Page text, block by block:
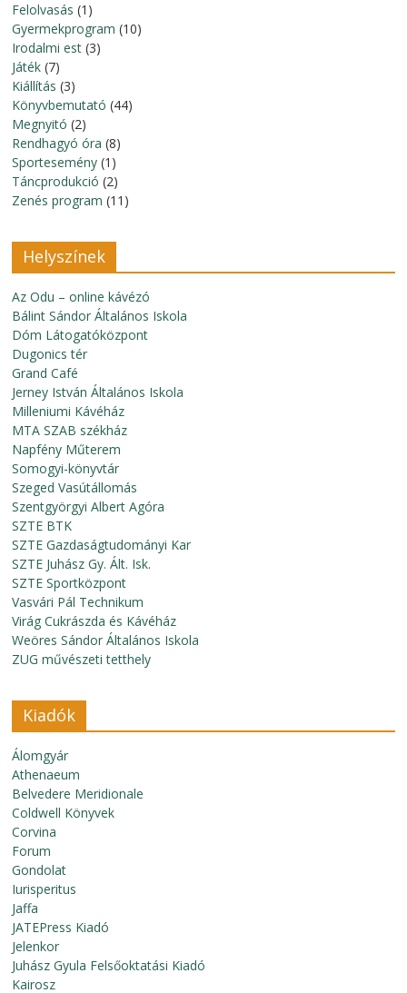
Felolvasás (1)
Gyermekprogram (10)
Irodalmi est (3)
Játék (7)
Kiállítás (3)
Könyvbemutató (44)
Megnyitó (2)
Rendhagyó óra (8)
Sportesemény (1)
Táncprodukció (2)
Zenés program (11)
Helyszínek
Az Odu – online kávézó
Bálint Sándor Általános Iskola
Dóm Látogatóközpont
Dugonics tér
Grand Café
Jerney István Általános Iskola
Milleniumi Kávéház
MTA SZAB székház
Napfény Műterem
Somogyi-könyvtár
Szeged Vasútállomás
Szentgyörgyi Albert Agóra
SZTE BTK
SZTE Gazdaságtudományi Kar
SZTE Juhász Gy. Ált. Isk.
SZTE Sportközpont
Vasvári Pál Technikum
Virág Cukrászda és Kávéház
Weöres Sándor Általános Iskola
ZUG művészeti tetthely
Kiadók
Álomgyár
Athenaeum
Belvedere Meridionale
Coldwell Könyvek
Corvina
Forum
Gondolat
Iurisperitus
Jaffa
JATEPress Kiadó
Jelenkor
Juhász Gyula Felsőoktatási Kiadó
Kairosz